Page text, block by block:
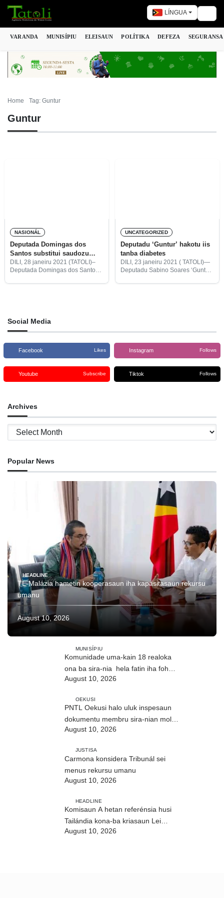
LÍNGUA
VARANDA MUNISÍPIU ELEISAUN POLÍTIKA DEFEZA SEGURANSA
Home Tag: Guntur
Guntur
NASIONÁL
Deputada Domingas dos
Santos substitui saudozu
“Guntur”
DILI, 28 janeiru 2021 (TATOLI)–
Deputada Domingas dos Santos
UNCATEGORIZED
Deputadu ‘Guntur’ hakotu iis
tanba diabetes
DILI, 23 janeiru 2021 ( TATOLI)—
Deputadu Sabino Soares ‘Guntur’
Social Media
Facebook Likes Instagram Follows
Youtube Subscribe Tiktok Follows
Archives
Archives
Popular News
HEADLINE
TL-Malázia hametin kooperasaun iha kapasitasaun rekursu
umanu
August 10, 2026
MUNISÍPIU
Komunidade uma-kain 18 realoka
ona ba sira-nia hela fatin iha foho
Builó okos
August 10, 2026
OEKUSI
PNTL Oekusi halo uluk inspesaun
dokumentu membru sira-nian molok
pasa-revista iha públiku
August 10, 2026
JUSTISA
Carmona konsidera Tribunál sei
menus rekursu umanu
August 10, 2026
HEADLINE
Komisaun A hetan referénsia husi
Tailándia kona-ba kriasaun Lei
Siberkrime
August 10, 2026